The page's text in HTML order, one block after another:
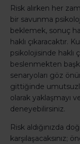
Risk alırken her
bir savunma
beklemek, sonuç
haklı çıkaracaktır.
psikolojisinde haklı
beslenmekten
senaryoları göz
gittiğinde
olarak yaklaşmayı
deneyebilirsiniz.
Risk aldığınızda
karşılaşacaksınız;